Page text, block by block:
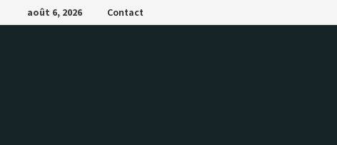
Passer
au
août 6, 2026 Contact